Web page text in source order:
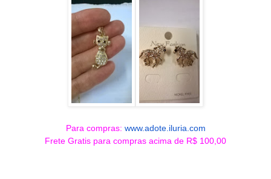
Para compras: www.adote.iluria.com
Frete Gratis para compras acima de R$ 100,00